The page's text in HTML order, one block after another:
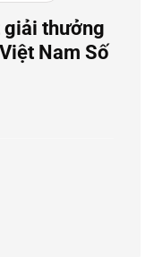
giải thưởng
Nam Số